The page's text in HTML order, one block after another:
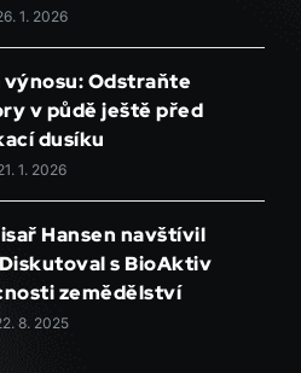
1. 2026
Odstraňte
v půdě ještě před
dusíku
1. 2026
Hansen navštívil
s BioAktiv
zemědělství
8. 2025